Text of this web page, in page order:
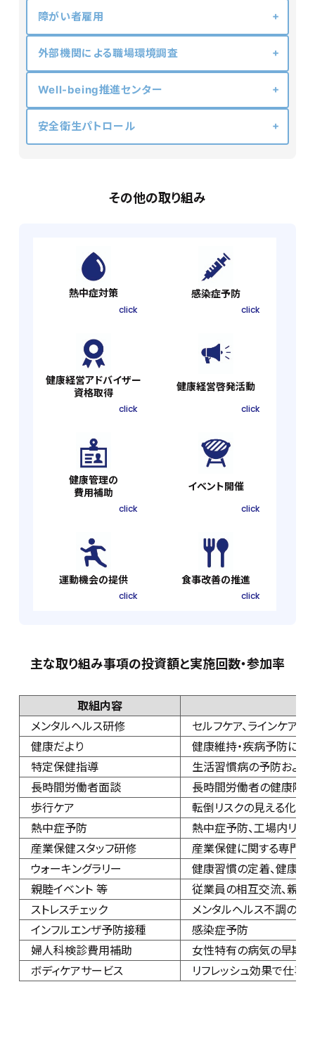
障がい者雇用
外部機関による職場環境調査
Well-being推進センター
安全衛生パトロール
その他の取り組み
熱中症対策
click
感染症予防
click
健康経営アドバイザー
資格取得
click
健康経営啓発活動
click
健康管理の
費用補助
click
イベント開催
click
運動機会の提供
click
食事改善の推進
click
主な取り組み事項の投資額と実施回数・参加率
取組内容
メンタルヘルス研修
セルフケア、ラインケア
健康だより
健康維持・疾病予防に役
特定保健指導
生活習慣病の予防およ
長時間労働者面談
長時間労働者の健康障
歩行ケア
転倒リスクの見える化と
熱中症予防
熱中症予防、工場内リス
産業保健スタッフ研修
産業保健に関する専門知
ウォーキングラリー
健康習慣の定着、健康づ
親睦イベント 等
従業員の相互交流、親睦
ストレスチェック
メンタルヘルス不調の
インフルエンザ予防接種
感染症予防
婦人科検診費用補助
女性特有の病気の早期発
ボディケアサービス
リフレッシュ効果で仕事